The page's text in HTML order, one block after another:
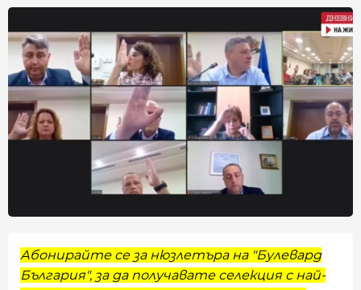
Абонирайте се за нюзлетъра на "Булевард
България", за да получавате селекция с най-